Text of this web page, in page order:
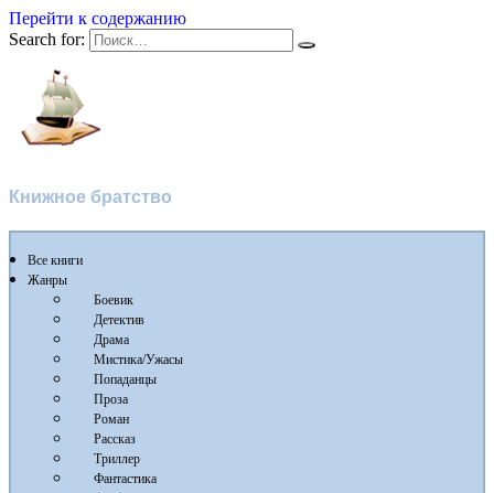
Перейти к содержанию
Search for:
Книжное братство
Все книги
Жанры
Боевик
Детектив
Драма
Мистика/Ужасы
Попаданцы
Проза
Роман
Рассказ
Триллер
Фантастика